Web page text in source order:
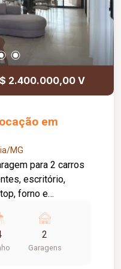
Imóvel de alto
Quadra
conforto,
de vida.
2.400.000,00 V
em
MG
para 2 carros
escritório,
forno e
lavabo. São 3
closet e ar
com armários.
2
Garagens